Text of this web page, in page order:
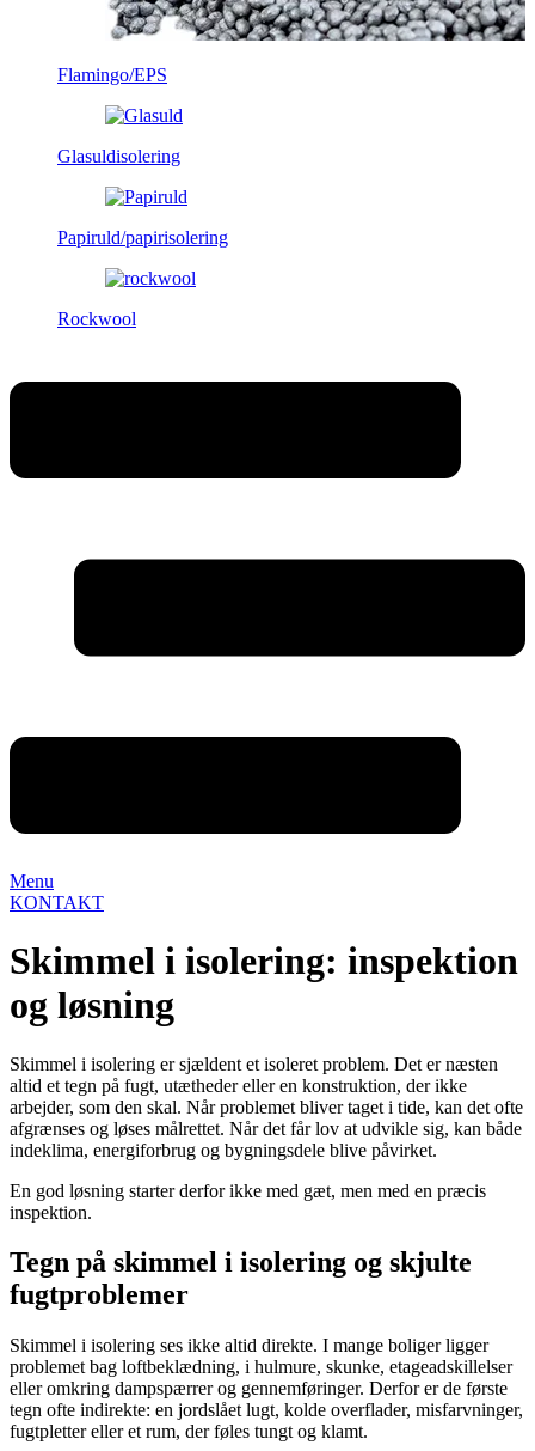
Flamingo/EPS
Glasuldisolering
Papiruld/papirisolering
Rockwool
Menu
KONTAKT
Skimmel i isolering: inspektion
og løsning
Skimmel i isolering er sjældent et isoleret problem. Det er næsten
altid et tegn på fugt, utætheder eller en konstruktion, der ikke
arbejder, som den skal. Når problemet bliver taget i tide, kan det ofte
afgrænses og løses målrettet. Når det får lov at udvikle sig, kan både
indeklima, energiforbrug og bygningsdele blive påvirket.
En god løsning starter derfor ikke med gæt, men med en præcis
inspektion.
Tegn på skimmel i isolering og skjulte
fugtproblemer
Skimmel i isolering ses ikke altid direkte. I mange boliger ligger
problemet bag loftbeklædning, i hulmure, skunke, etageadskillelser
eller omkring dampspærrer og gennemføringer. Derfor er de første
tegn ofte indirekte: en jordslået lugt, kolde overflader, misfarvninger,
fugtpletter eller et rum, der føles tungt og klamt.